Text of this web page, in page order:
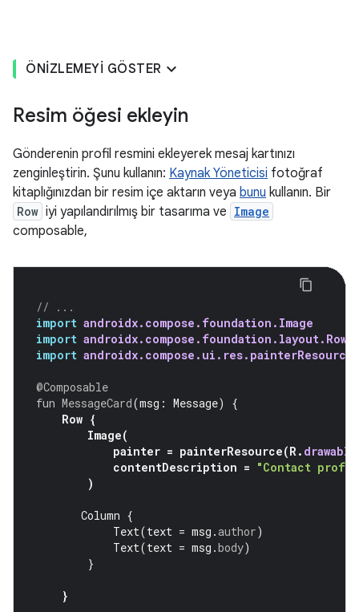
ÖNIZLEMEYI GÖSTER
Resim öğesi ekleyin
Gönderenin profil resmini ekleyerek mesaj kartınızı
zenginleştirin. Şunu kullanın: Kaynak Yöneticisi fotoğraf
kitaplığınızdan bir resim içe aktarın veya bunu kullanın. Bir
Row iyi yapılandırılmış bir tasarıma ve Image
composable,
// ...
import androidx.compose.foundation.Image
import androidx.compose.foundation.layout.Row
import androidx.compose.ui.res.painterResource
@Composable
fun MessageCard(msg : Message)
{
Row {
Image(
painter = painterResource(R. drawable
contentDescription = "Contact
)
Column {
Text(text = msg .author)
Text(text = msg .body)
}
}